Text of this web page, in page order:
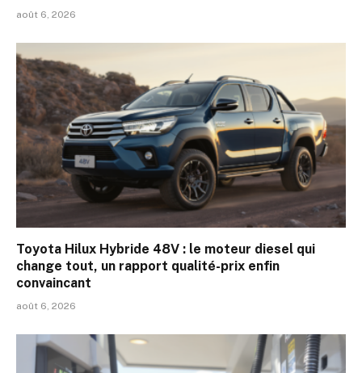
août 6, 2026
Toyota Hilux Hybride 48V : le moteur diesel qui
change tout, un rapport qualité-prix enfin
convaincant
août 6, 2026